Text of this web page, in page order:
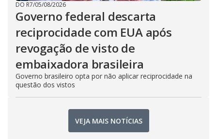
DO R7/05/08/2026
Governo federal descarta
reciprocidade com EUA após
revogação de visto de
embaixadora brasileira
Governo brasileiro opta por não aplicar reciprocidade na
questão dos vistos
VEJA MAIS NOTÍCIAS